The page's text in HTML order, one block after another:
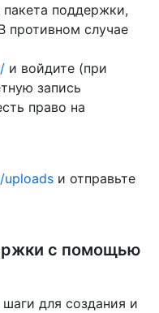
поддержки,
противном случае
и войдите (при
запись
право на
и отправьте
с помощью
для создания и